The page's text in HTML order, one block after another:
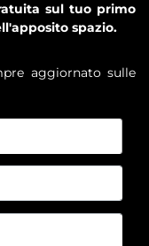
sul tuo primo
spazio.
aggiornato sulle